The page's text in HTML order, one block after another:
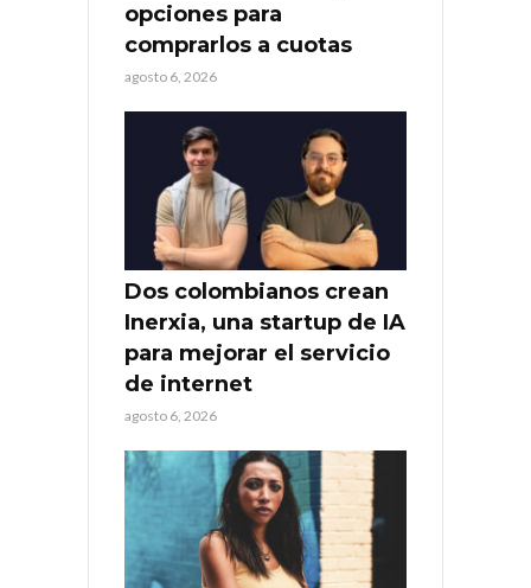
opciones para
comprarlos a cuotas
agosto 6, 2026
Dos colombianos crean
Inerxia, una startup de IA
para mejorar el servicio
de internet
agosto 6, 2026